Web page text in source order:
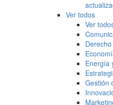
Ver todos
Ver
Energía
Gestión